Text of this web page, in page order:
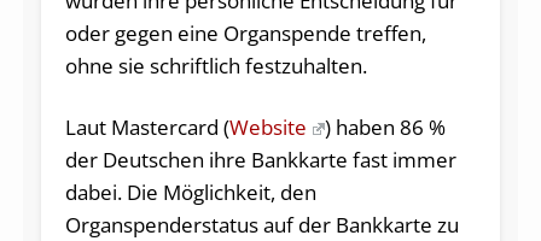
oder gegen eine Organspende treffen,
ohne sie schriftlich festzuhalten.
Laut Mastercard (Website
) haben 86 %
der Deutschen ihre Bankkarte fast immer
dabei. Die Möglichkeit, den
Organspenderstatus auf der Bankkarte zu